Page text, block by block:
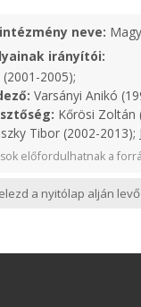
neve:
irányítói:
2005);
Varsányi Anikó
Kőrösi Zoltán
Tibor (2002-2013);
előfordulhatnak a
a nyitólap alján